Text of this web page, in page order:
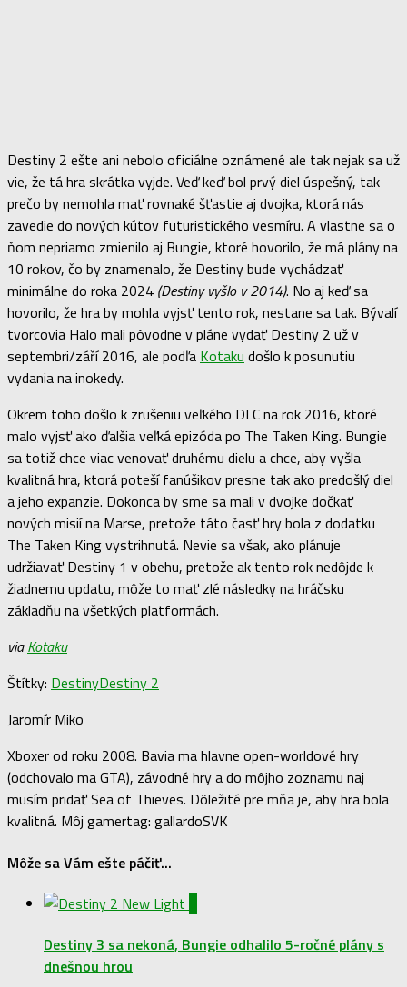
Destiny 2 ešte ani nebolo oficiálne oznámené ale tak nejak sa už
vie, že tá hra skrátka vyjde. Veď keď bol prvý diel úspešný, tak
prečo by nemohla mať rovnaké šťastie aj dvojka, ktorá nás
zavedie do nových kútov futuristického vesmíru. A vlastne sa o
ňom nepriamo zmienilo aj Bungie, ktoré hovorilo, že má plány na
10 rokov, čo by znamenalo, že Destiny bude vychádzať
minimálne do roka 2024 (Destiny vyšlo v 2014). No aj keď sa
hovorilo, že hra by mohla vyjsť tento rok, nestane sa tak. Bývalí
tvorcovia Halo mali pôvodne v pláne vydať Destiny 2 už v
septembri/září 2016, ale podľa Kotaku došlo k posunutiu
vydania na inokedy.
Okrem toho došlo k zrušeniu veľkého DLC na rok 2016, ktoré
malo vyjsť ako ďalšia veľká epizóda po The Taken King. Bungie
sa totiž chce viac venovať druhému dielu a chce, aby vyšla
kvalitná hra, ktorá poteší fanúšikov presne tak ako predošlý diel
a jeho expanzie. Dokonca by sme sa mali v dvojke dočkať
nových misií na Marse, pretože táto časť hry bola z dodatku
The Taken King vystrihnutá. Nevie sa však, ako plánuje
udržiavať Destiny 1 v obehu, pretože ak tento rok nedôjde k
žiadnemu updatu, môže to mať zlé následky na hráčsku
základňu na všetkých platformách.
viaKotaku
Štítky: DestinyDestiny 2
Jaromír Miko
Xboxer od roku 2008. Bavia ma hlavne open-worldové hry
(odchovalo ma GTA), závodné hry a do môjho zoznamu naj
musím pridať Sea of Thieves. Dôležité pre mňa je, aby hra bola
kvalitná. Môj gamertag: gallardoSVK
Môže sa Vám ešte páčiť...
Destiny 3 sa nekoná, Bungie odhalilo 5-ročné plány s
dnešnou hrou